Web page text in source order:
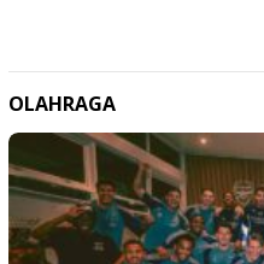
OLAHRAGA